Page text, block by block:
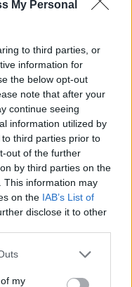
My Personal
to third parties, or
information for
the below opt-out
note that after your
continue seeing
information utilized by
third parties prior to
out of the further
by third parties on the
This information may
on the IAB’s List of
disclose it to other
my